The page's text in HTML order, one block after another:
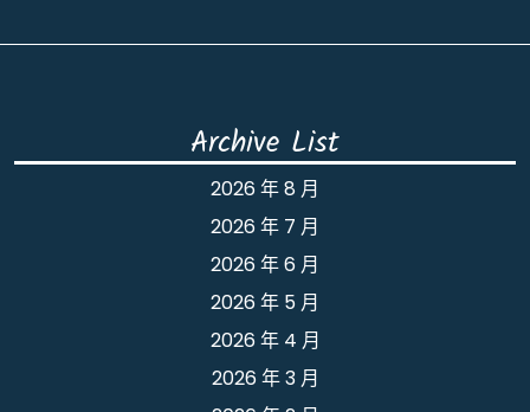
Archive List
2026 年 8 月
2026 年 7 月
2026 年 6 月
2026 年 5 月
2026 年 4 月
2026 年 3 月